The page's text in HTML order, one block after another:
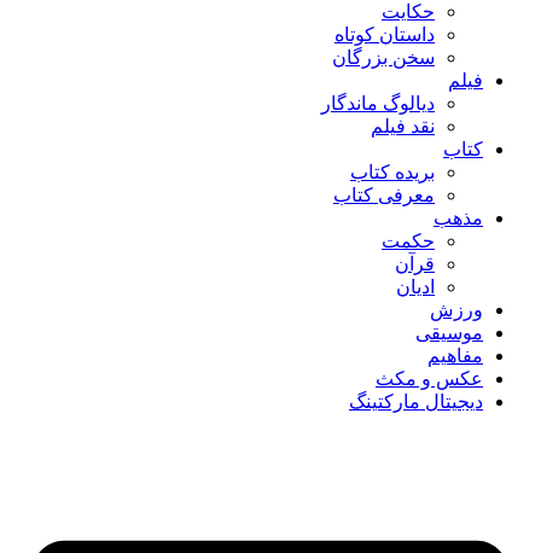
حکایت
داستان کوتاه
سخن بزرگان
فیلم
دیالوگ ماندگار
نقد فیلم
کتاب
بریده کتاب
معرفی کتاب
مذهب
حکمت
قرآن
ادیان
ورزش
موسیقی
مفاهیم
عکس و مکث
دیجیتال مارکتینگ